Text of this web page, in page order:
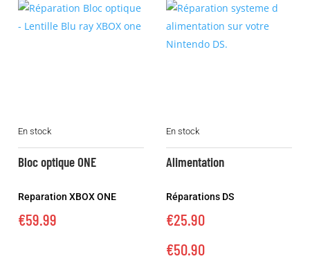
sur
la
page
En stock
Bloc optique ONE
Reparation XBOX ONE
€59.99
produit
variations.
options
peuvent
En stock
Alimentation
Réparations DS
€25.90
€50.90